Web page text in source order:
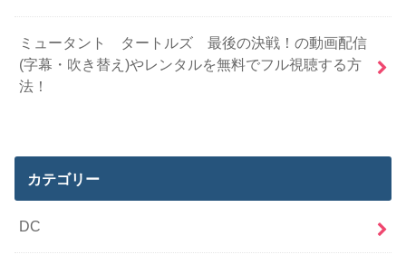
ミュータント タートルズ 最後の決戦！の動画配信
(字幕・吹き替え)やレンタルを無料でフル視聴する方
法！
カテゴリー
DC